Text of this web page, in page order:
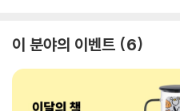
이 분야의 이벤트 6